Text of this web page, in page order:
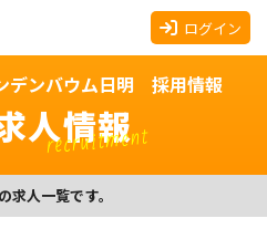
ログイン
デンバウム日明 採用情報
人情報
recruitment
求人一覧です。